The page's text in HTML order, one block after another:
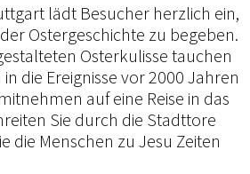
lädt Besucher herzlich ein,
Ostergeschichte zu begeben.
Osterkulisse tauchen
die Ereignisse vor 2000 Jahren
auf eine Reise in das
Sie durch die Stadttore
die Menschen zu Jesu Zeiten